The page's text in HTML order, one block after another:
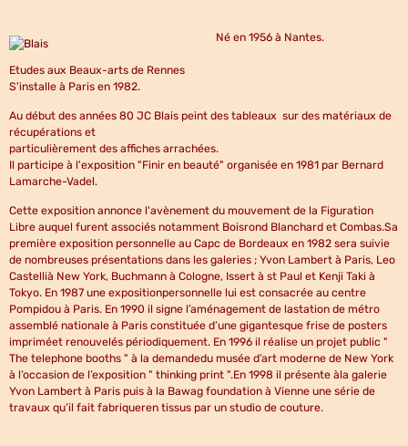
Né en 1956 à Nantes.
Etudes aux Beaux-arts de Rennes
S'installe à Paris en 1982.
Au début des années 80 JC Blais peint des tableaux sur des matériaux de
récupérations et
particulièrement des affiches arrachées.
Il participe à l'exposition "Finir en beauté" organisée en 1981 par Bernard
Lamarche-Vadel.
Cette exposition annonce l'avènement du mouvement de la Figuration
Libre auquel furent associés notamment Boisrond Blanchard et Combas.Sa
première exposition personnelle au Capc de Bordeaux en 1982 sera suivie
de nombreuses présentations dans les galeries ; Yvon Lambert à Paris, Leo
Castellià New York, Buchmann à Cologne, Issert à st Paul et Kenji Taki à
Tokyo. En 1987 une expositionpersonnelle lui est consacrée au centre
Pompidou à Paris. En 1990 il signe l’aménagement de lastation de métro
assemblé nationale à Paris constituée d’une gigantesque frise de posters
impriméet renouvelés périodiquement. En 1996 il réalise un projet public "
The telephone booths " à la demandedu musée d’art moderne de New York
à l’occasion de l’exposition " thinking print ".En 1998 il présente àla galerie
Yvon Lambert à Paris puis à la Bawag foundation à Vienne une série de
travaux qu’il fait fabriqueren tissus par un studio de couture.